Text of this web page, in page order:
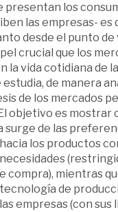
presentan los
las empresas- es
desde el punto
crucial que los
la vida cotidiana de
de manera
de los mercados
objetivo es mostrar
surge de las
los productos
compra), mientras
de
empresas (con sus